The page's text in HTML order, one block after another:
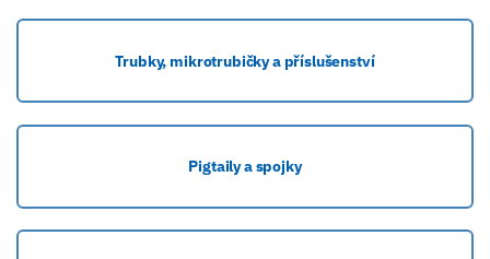
Trubky, mikrotrubičky a příslušenství
Pigtaily a spojky